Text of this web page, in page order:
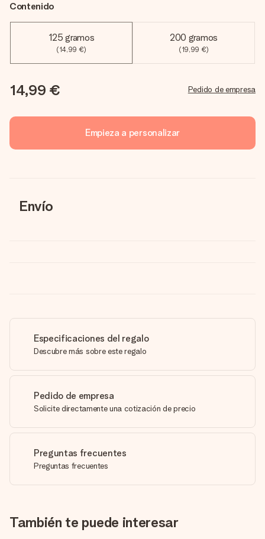
Contenido
125 gramos
(14,99 €)
200 gramos
(19,99 €)
14,99 € Pedido de empresa
Empieza a personalizar
Envío
Especificaciones del regalo
Descubre más sobre este regalo
Pedido de empresa
Solicite directamente una cotización de precio
Preguntas frecuentes
Preguntas frecuentes
También te puede interesar